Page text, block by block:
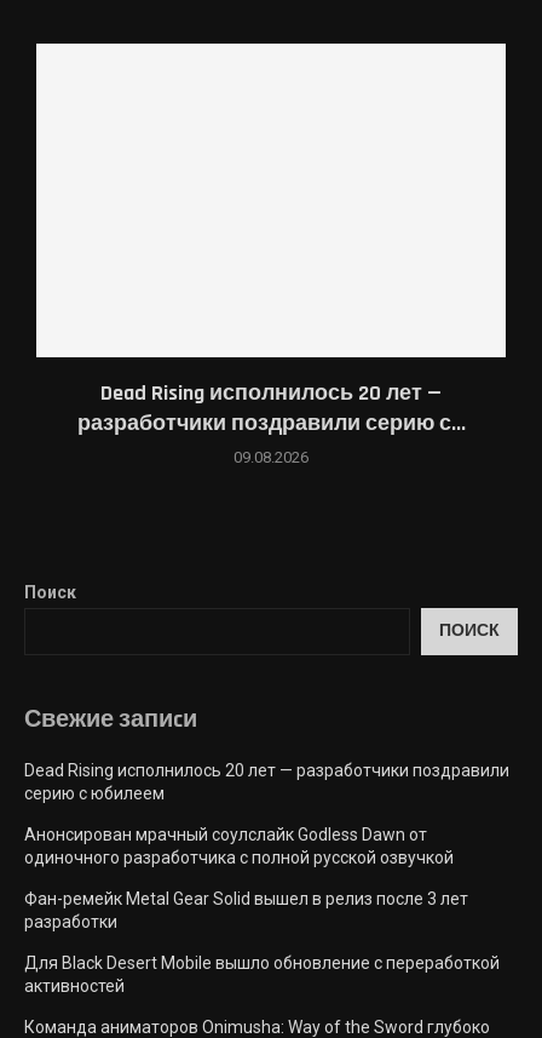
Dead Rising исполнилось 20 лет —
разработчики поздравили серию с...
09.08.2026
Поиск
ПОИСК
Свежие запиcи
Dead Rising исполнилось 20 лет — разработчики поздравили
серию с юбилеем
Анонсирован мрачный соулслайк Godless Dawn от
одиночного разработчика с полной русской озвучкой
Фан-ремейк Metal Gear Solid вышел в релиз после 3 лет
разработки
Для Black Desert Mobile вышло обновление с переработкой
активностей
Команда аниматоров Onimusha: Way of the Sword глубоко